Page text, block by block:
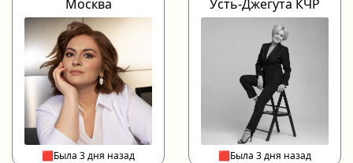
Москва
🟥Была 3 дня назад
Усть-Джегута КЧР
🟥Была 3 дня назад